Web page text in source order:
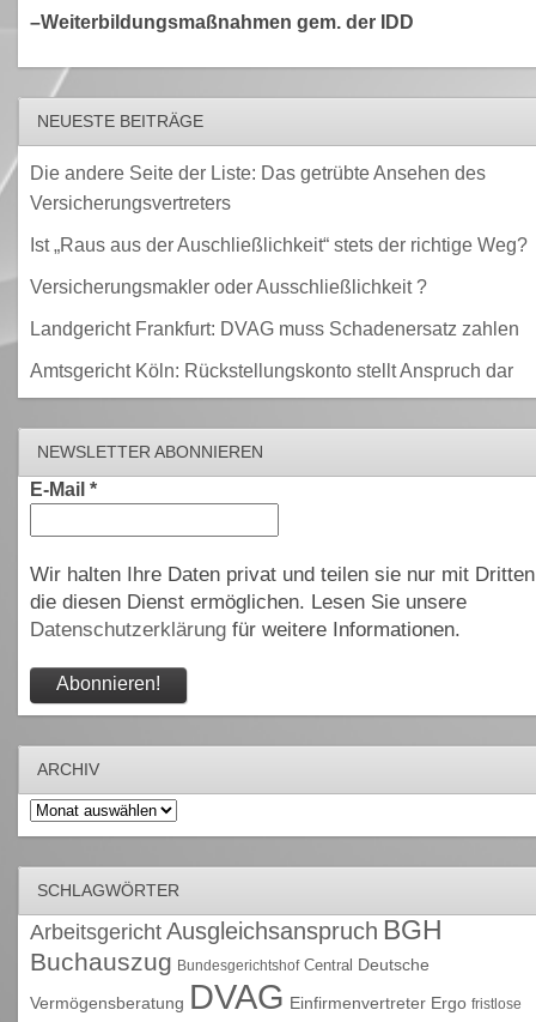
–Weiterbildungsmaßnahmen gem. der IDD
NEUESTE BEITRÄGE
Die andere Seite der Liste: Das getrübte Ansehen des
Versicherungsvertreters
Ist „Raus aus der Auschließlichkeit“ stets der richtige Weg?
Versicherungsmakler oder Ausschließlichkeit ?
Landgericht Frankfurt: DVAG muss Schadenersatz zahlen
Amtsgericht Köln: Rückstellungskonto stellt Anspruch dar
NEWSLETTER ABONNIEREN
E-Mail *
Wir halten Ihre Daten privat und teilen sie nur mit
die diesen Dienst ermöglichen. Lesen Sie unsere
Datenschutzerklärungfür weitere Informationen.
ARCHIV
Archiv
SCHLAGWÖRTER
Arbeitsgericht Ausgleichsanspruch BGH
Buchauszug Bundesgerichtshof Central Deutsche
Vermögensberatung DVAG Einfirmenvertreter Ergo fristlose